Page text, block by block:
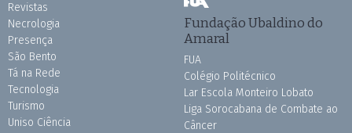
Revistas
Necrologia
Presença
São Bento
Tá na Rede
Tecnologia
Turismo
Uniso Ciência
Fundação Ubaldino do
Amaral
FUA
Colégio Politécnico
Lar Escola Monteiro Lobato
Liga Sorocabana de Combate ao
Câncer